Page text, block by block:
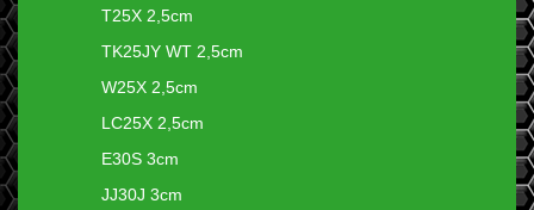
T25X 2,5cm
TK25JY WT 2,5cm
W25X 2,5cm
LC25X 2,5cm
E30S 3cm
JJ30J 3cm